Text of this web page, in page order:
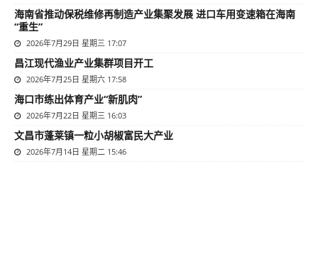
海南省推动保税维修再制造产业集聚发展 进口车用变速箱在海南
“重生”
2026年7月29日 星期三 17:07
昌江现代渔业产业集群项目开工
2026年7月25日 星期六 17:58
海口市练出体育产业“新肌肉”
2026年7月22日 星期三 16:03
文昌市蓬莱镇一粒小胡椒富民大产业
2026年7月14日 星期二 15:46